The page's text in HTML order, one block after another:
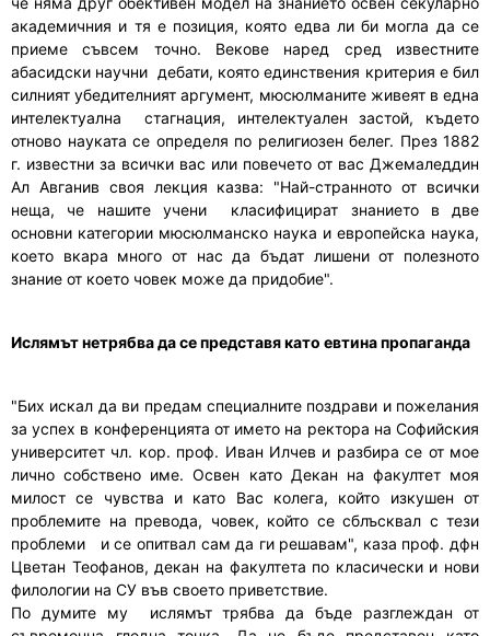
академичния и тя е позиция, която едва ли би могла да се
приеме съвсем точно. Векове наред сред известните
абасидски научни дебати, която единствения критерия е бил
силният убедителният аргумент, мюсюлманите живеят в една
интелектуална стагнация, интелектуален застой, където
отново науката се определя по религиозен белег. През 1882
г. известни за всички вас или повечето от вас Джемаледдин
Ал Авганив своя лекция казва: "Най-странното от всички
неща, че нашите учени класифицират знанието в две
основни категории мюсюлманско наука и европейска наука,
което вкара много от нас да бъдат лишени от полезното
знание от което човек може да придобие".
Ислямът нетрябва да се представя като евтина пропаганда
"Бих искал да ви предам специалните поздрави и пожелания
за успех в конференцията от името на ректора на Софийския
университет чл. кор. проф. Иван Илчев и разбира се от мое
лично собствено име. Освен като Декан на факултет моя
милост се чувства и като Вас колега, който изкушен от
проблемите на превода, човек, който се сблъсквал с тези
проблеми и се опитвал сам да ги решавам", каза проф. дфн
Цветан Теофанов, декан на факултета по класически и нови
филологии на СУ във своето приветствие.
По думите му ислямът трябва да бъде разглеждан от